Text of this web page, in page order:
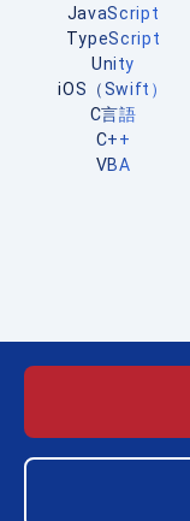
JavaScript
TypeScript
Unity
iOS（Swift）
C言語
C++
VBA